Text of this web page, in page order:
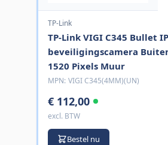
TP-Link
TP-Link VIGI C345 Bullet
beveiligingscamera
1520 Pixels Muur
MPN: VIGI C345(4MM)(UN)
€ 112,00
excl. BTW
Bestel nu